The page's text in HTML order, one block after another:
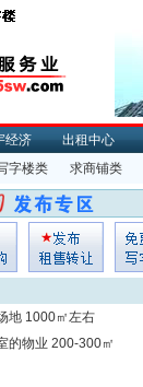
经济 出租中心
字楼类
求商铺类
地 1000㎡左右
的物业 200-300㎡